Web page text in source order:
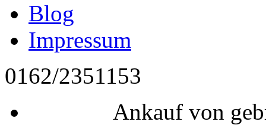
Blog
Impressum
0162/2351153
Ankauf von